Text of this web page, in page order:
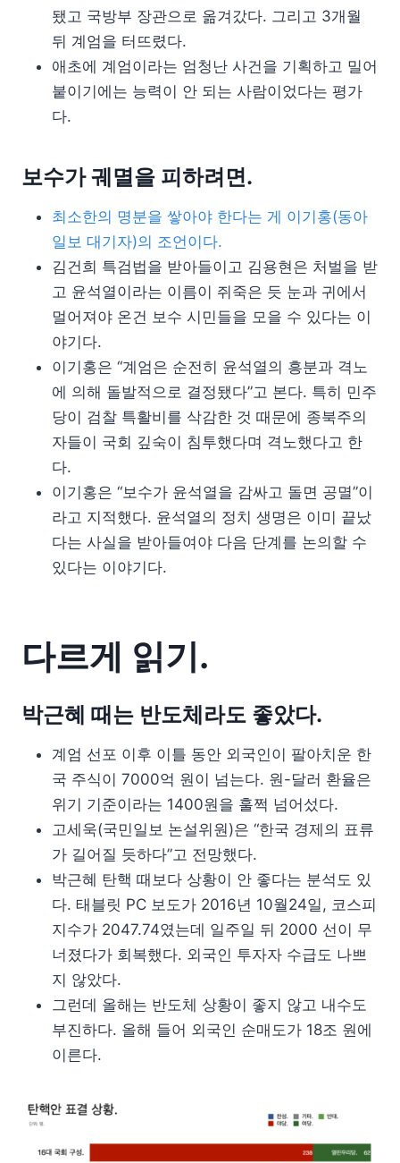
됐고 국방부 장관으로 옮겨갔다. 그리고 3개월
뒤 계엄을 터뜨렸다.
애초에 계엄이라는 엄청난 사건을 기획하고 밀어
붙이기에는 능력이 안 되는 사람이었다는 평가
다.
보수가 궤멸을 피하려면.
최소한의 명분을 쌓아야 한다는 게 이기홍(동아
일보 대기자)의 조언이다.
김건희 특검법을 받아들이고 김용현은 처벌을 받
고 윤석열이라는 이름이 쥐죽은 듯 눈과 귀에서
멀어져야 온건 보수 시민들을 모을 수 있다는 이
야기다.
이기홍은 “계엄은 순전히 윤석열의 흥분과 격노
에 의해 돌발적으로 결정됐다”고 본다. 특히 민주
당이 검찰 특활비를 삭감한 것 때문에 종북주의
자들이 국회 깊숙이 침투했다며 격노했다고 한
다.
이기홍은 “보수가 윤석열을 감싸고 돌면 공멸”이
라고 지적했다. 윤석열의 정치 생명은 이미 끝났
다는 사실을 받아들여야 다음 단계를 논의할 수
있다는 이야기다.
다르게 읽기.
박근혜 때는 반도체라도 좋았다.
계엄 선포 이후 이틀 동안 외국인이 팔아치운 한
국 주식이 7000억 원이 넘는다. 원-달러 환율은
위기 기준이라는 1400원을 훌쩍 넘어섰다.
고세욱(국민일보 논설위원)은 “한국 경제의 표류
가 길어질 듯하다”고 전망했다.
박근혜 탄핵 때보다 상황이 안 좋다는 분석도 있
다. 태블릿 PC 보도가 2016년 10월24일, 코스피
지수가 2047.74였는데 일주일 뒤 2000 선이 무
너졌다가 회복했다. 외국인 투자자 수급도 나쁘
지 않았다.
그런데 올해는 반도체 상황이 좋지 않고 내수도
부진하다. 올해 들어 외국인 순매도가 18조 원에
이른다.